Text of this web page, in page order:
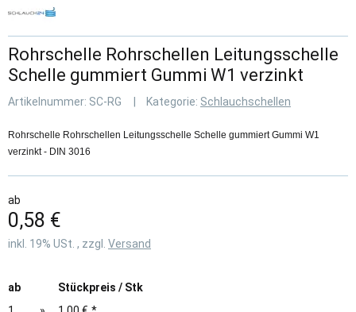
Rohrschelle Rohrschellen Leitungsschelle
Schelle gummiert Gummi W1 verzinkt
Artikelnummer: SC-RG Kategorie: Schlauchschellen
Rohrschelle Rohrschellen Leitungsschelle Schelle gummiert Gummi W1
verzinkt - DIN 3016
ab
0,58 €
inkl. 19% USt. , zzgl. Versand
ab
Stückpreis / Stk